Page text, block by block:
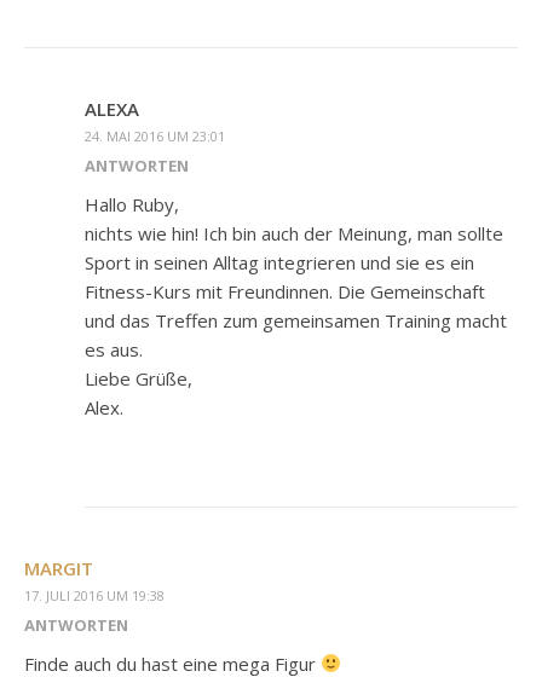
ALEXA
24. MAI 2016 UM 23:01
ANTWORTEN
Hallo Ruby,
nichts wie hin! Ich bin auch der Meinung, man sollte
Sport in seinen Alltag integrieren und sie es ein
Fitness-Kurs mit Freundinnen. Die Gemeinschaft
und das Treffen zum gemeinsamen Training macht
es aus.
Liebe Grüße,
Alex.
MARGIT
17. JULI 2016 UM 19:38
ANTWORTEN
Finde auch du hast eine mega Figur